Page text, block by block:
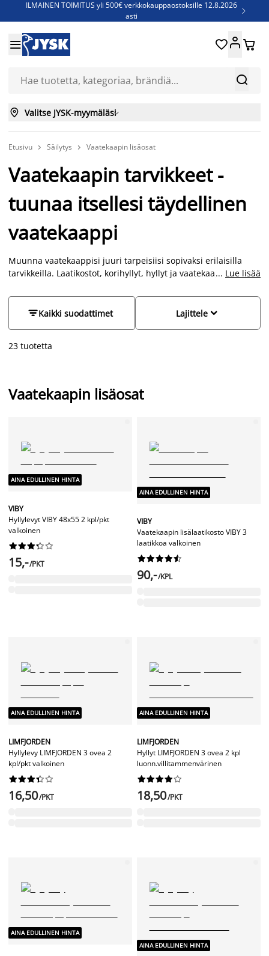
ILMAINEN TOIMITUS yli 500€ verkkokauppaostoksille 12.8.2026
asti

Jenkkisänkyjä - Säästä jopa 60%


 
 Valitse JYSK-myymäläsi
Etusivu  Säilytys  Vaatekaapin lisäosat
Vaatekaapin tarvikkeet -
tuunaa itsellesi täydellinen
vaatekaappi
Muunna vaatekaappisi juuri tarpeisiisi sopivaksi erilaisilla
tarvikkeilla. Laatikostot, korihyllyt, hyllyt ja vaatekaapin yläosat
... Lue lisää
Kaikki suodattimet 
Lajittele
23 tuotetta
Vaatekaapin lisäosat
AINA EDULLINEN HINTA
VIBY
Hyllylevyt VIBY 48x55 2 kpl/pkt
valkoinen






15,-/PKT
AINA EDULLINEN HINTA
VIBY
Vaatekaapin lisälaatikosto VIBY 3
laatikkoa valkoinen






90,-/KPL
AINA EDULLINEN HINTA
LIMFJORDEN
Hyllylevy LIMFJORDEN 3 ovea 2
kpl/pkt valkoinen






16,50/PKT
AINA EDULLINEN HINTA
LIMFJORDEN
Hyllyt LIMFJORDEN 3 ovea 2 kpl
luonn.villitammenvärinen






18,50/PKT
AINA EDULLINEN HINTA
AINA EDULLINEN HINTA